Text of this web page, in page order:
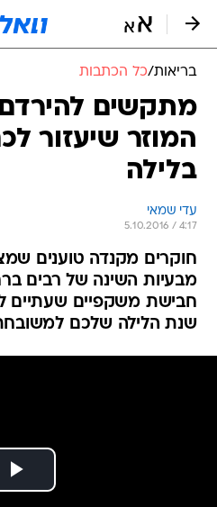
בריאות/כל הכתבות
מתקשים
המוזר שיעזור
בלילה
עדי שמאי
5.10.2016 / 4:17
חוקרים מקנדה טוענים
מבעיות השינה של רבים
חבישת משקפיים שעתיים
שנת הלילה שלכם